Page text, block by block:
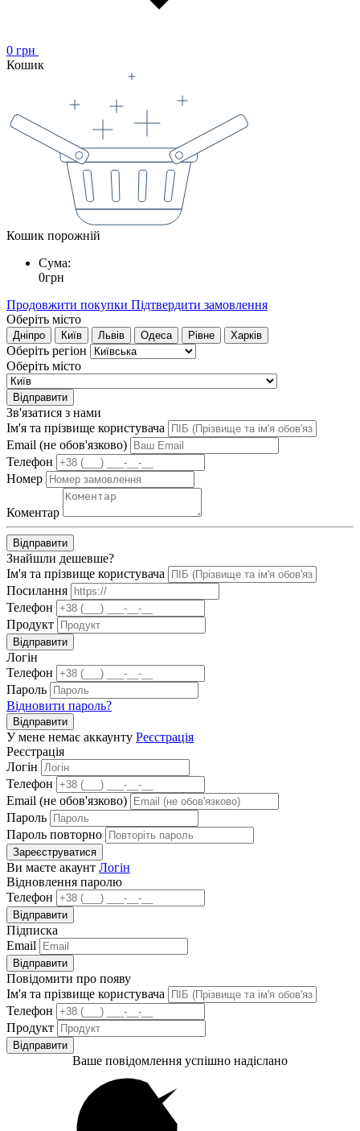
0 грн
Кошик
Кошик порожній
Сума:
0грн
Продовжити покупки Підтвердити замовлення
Оберіть місто
Дніпро Київ Львів Одеса Рівне Харків
Оберіть регіон
Оберіть місто
Відправити
Зв'язатися з нами
Ім'я та прізвище користувача
Email (не обов'язково)
Телефон
Номер
Коментар
Відправити
Знайшли дешевше?
Ім'я та прізвище користувача
Посилання
Телефон
Продукт
Відправити
Логін
Телефон
Пароль
Відновити пароль?
Відправити
У мене немає аккаунту Реєстрація
Реєстрація
Логін
Телефон
Email (не обов'язково)
Пароль
Пароль повторно
Зареєструватися
Ви маєте акаунт Логін
Відновлення паролю
Телефон
Відправити
Підписка
Email
Відправити
Повідомити про появу
Ім'я та прізвище користувача
Телефон
Продукт
Відправити
Ваше повідомлення успішно надіслано